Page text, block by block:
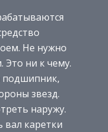
Не нужно
Это ни к чему.
подшипник,
звезд.
наружу.
вал каретки